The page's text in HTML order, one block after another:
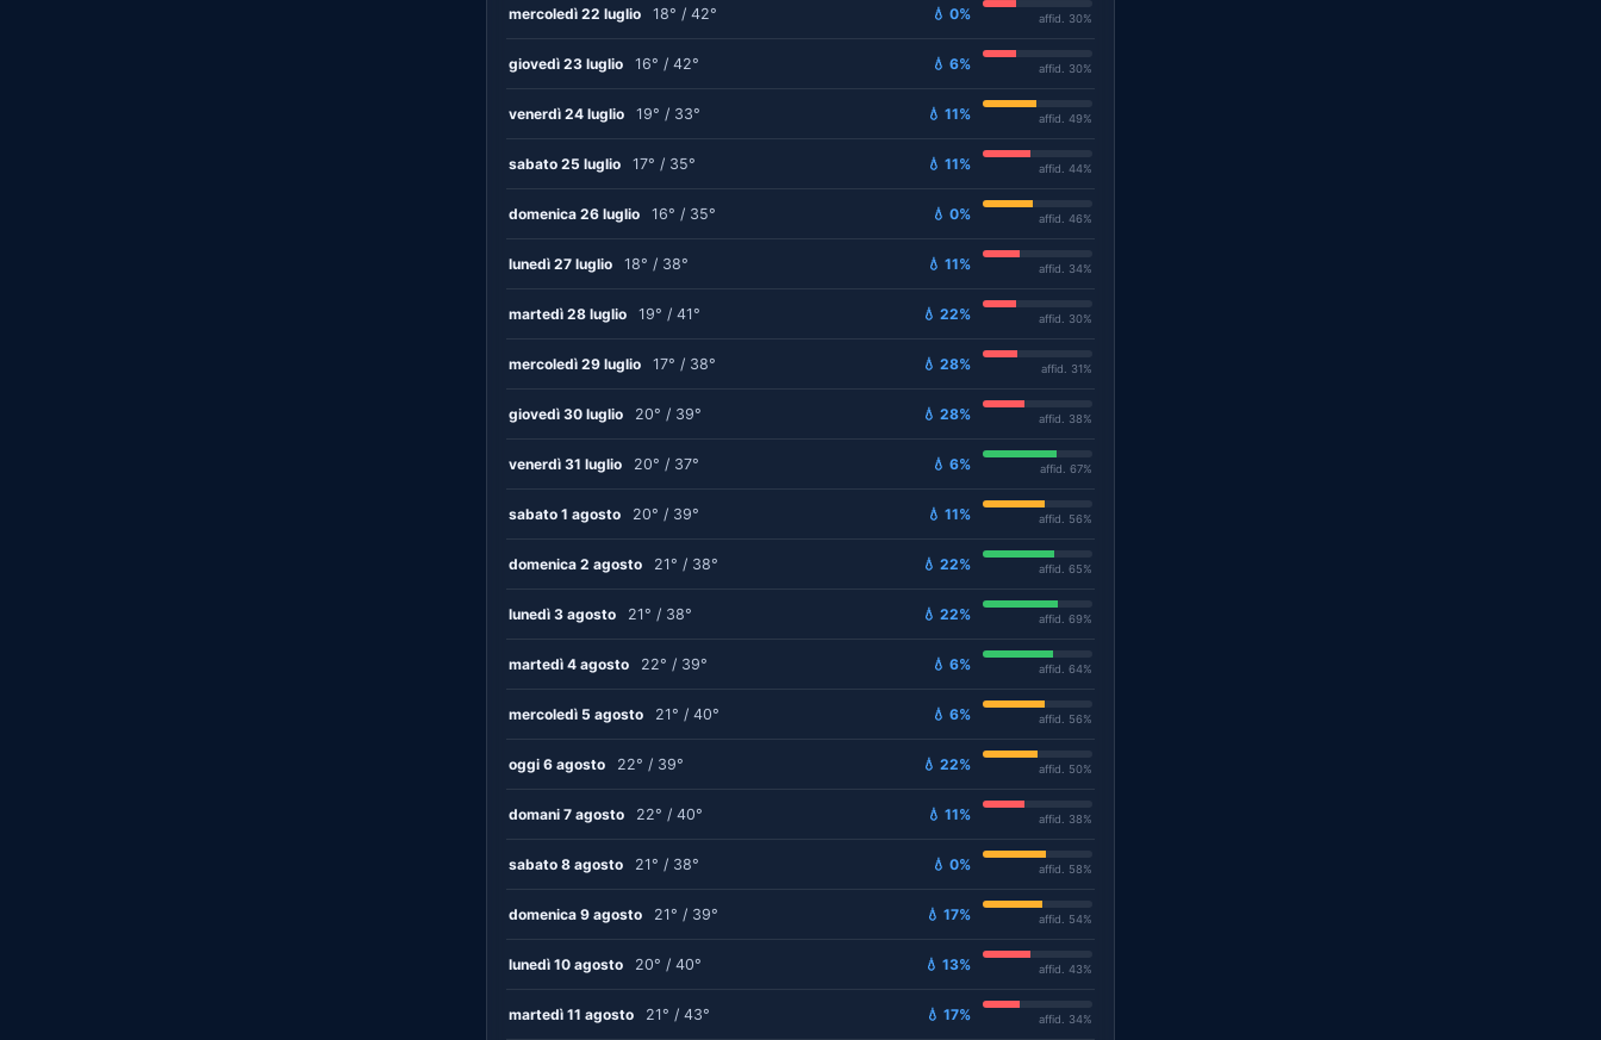
mercoledì 22 luglio 18° / 42° 💧 0% affid. 30%
giovedì 23 luglio 16° / 42° 💧 6% affid. 30%
venerdì 24 luglio 19° / 33° 💧 11% affid. 49%
sabato 25 luglio 17° / 35° 💧 11% affid. 44%
domenica 26 luglio 16° / 35° 💧 0% affid. 46%
lunedì 27 luglio 18° / 38° 💧 11% affid. 34%
martedì 28 luglio 19° / 41° 💧 22% affid. 30%
mercoledì 29 luglio 17° / 38° 💧 28% affid. 31%
giovedì 30 luglio 20° / 39° 💧 28% affid. 38%
venerdì 31 luglio 20° / 37° 💧 6% affid. 67%
sabato 1 agosto 20° / 39° 💧 11% affid. 56%
domenica 2 agosto 21° / 38° 💧 22% affid. 65%
lunedì 3 agosto 21° / 38° 💧 22% affid. 69%
martedì 4 agosto 22° / 39° 💧 6% affid. 64%
mercoledì 5 agosto 21° / 40° 💧 6% affid. 56%
oggi 6 agosto 22° / 39° 💧 22% affid. 50%
domani 7 agosto 22° / 40° 💧 11% affid. 38%
sabato 8 agosto 21° / 38° 💧 0% affid. 58%
domenica 9 agosto 21° / 39° 💧 17% affid. 54%
lunedì 10 agosto 20° / 40° 💧 13% affid. 43%
martedì 11 agosto 21° / 43° 💧 17% affid. 34%